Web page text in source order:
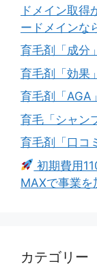
ドメイン取得
ードメインな
育毛剤「成分
育毛剤「効果
育毛剤「AGA
育毛「シャン
育毛剤「口コ
初期費用
MAXで事業を
カテゴリー